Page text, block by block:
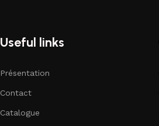
Useful links
Présentation
Contact
Catalogue